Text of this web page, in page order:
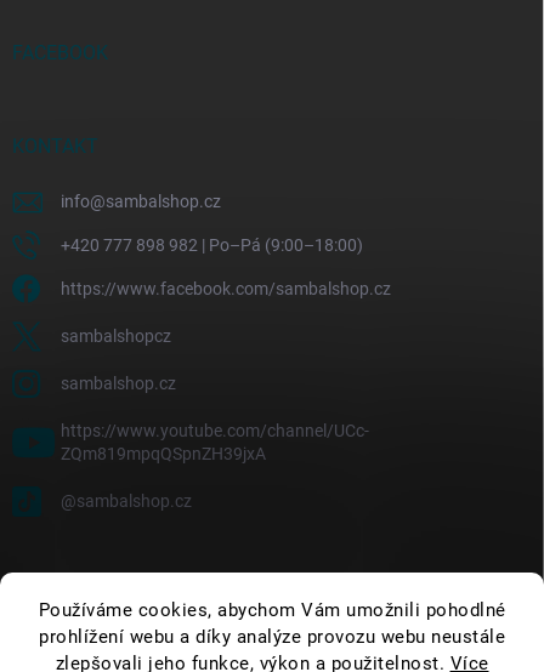
Používáme cookies, abychom Vám umožnili pohodlné
prohlížení webu a díky analýze provozu webu neustále
zlepšovali jeho funkce, výkon a použitelnost. Více
FACEBOOK
KONTAKT
info@sambalshop.cz
+420 777 898 982 | Po–Pá (9:00–18:00)
https://www.facebook.com/sambalshop.cz
sambalshopcz
sambalshop.cz
https://www.youtube.com/channel/UCc-
ZQm819mpqQSpnZH39jxA
@sambalshop.cz